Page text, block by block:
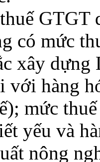
GTGT
có mức
xây dựng
với hàng
mức
yếu và
nông